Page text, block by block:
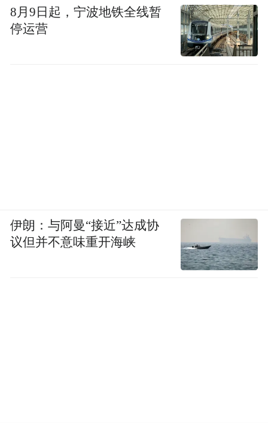
8月9日起，宁波地铁全线暂
停运营
伊朗：与阿曼“接近”达成协
议但并不意味重开海峡